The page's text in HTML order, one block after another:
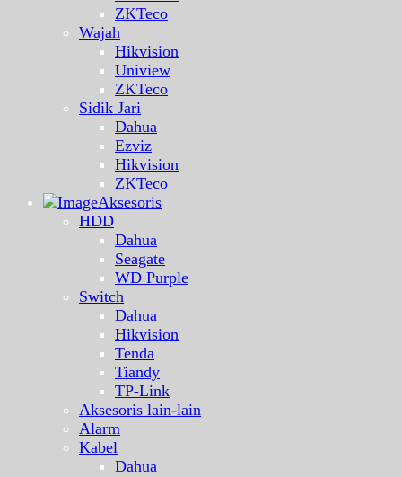
ZKTeco
Wajah
Hikvision
Uniview
ZKTeco
Sidik Jari
Dahua
Ezviz
Hikvision
ZKTeco
Aksesoris
HDD
Dahua
Seagate
WD Purple
Switch
Dahua
Hikvision
Tenda
Tiandy
TP-Link
Aksesoris lain-lain
Alarm
Kabel
Dahua